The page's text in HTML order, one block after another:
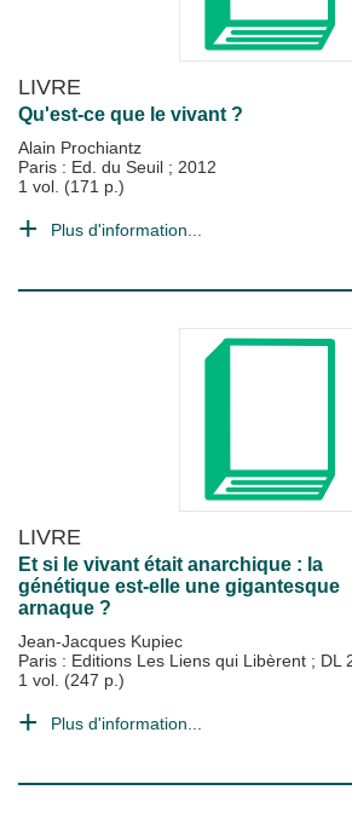
LIVRE
Qu'est-ce que le vivant ?
Alain Prochiantz
Paris : Ed. du Seuil ; 2012
1 vol. (171 p.)
Plus d'information...
LIVRE
Et si le vivant était anarchique : la
génétique est-elle une gigantesque
arnaque ?
Jean-Jacques Kupiec
Paris : Editions Les Liens qui Libèrent ; DL
1 vol. (247 p.)
Plus d'information...